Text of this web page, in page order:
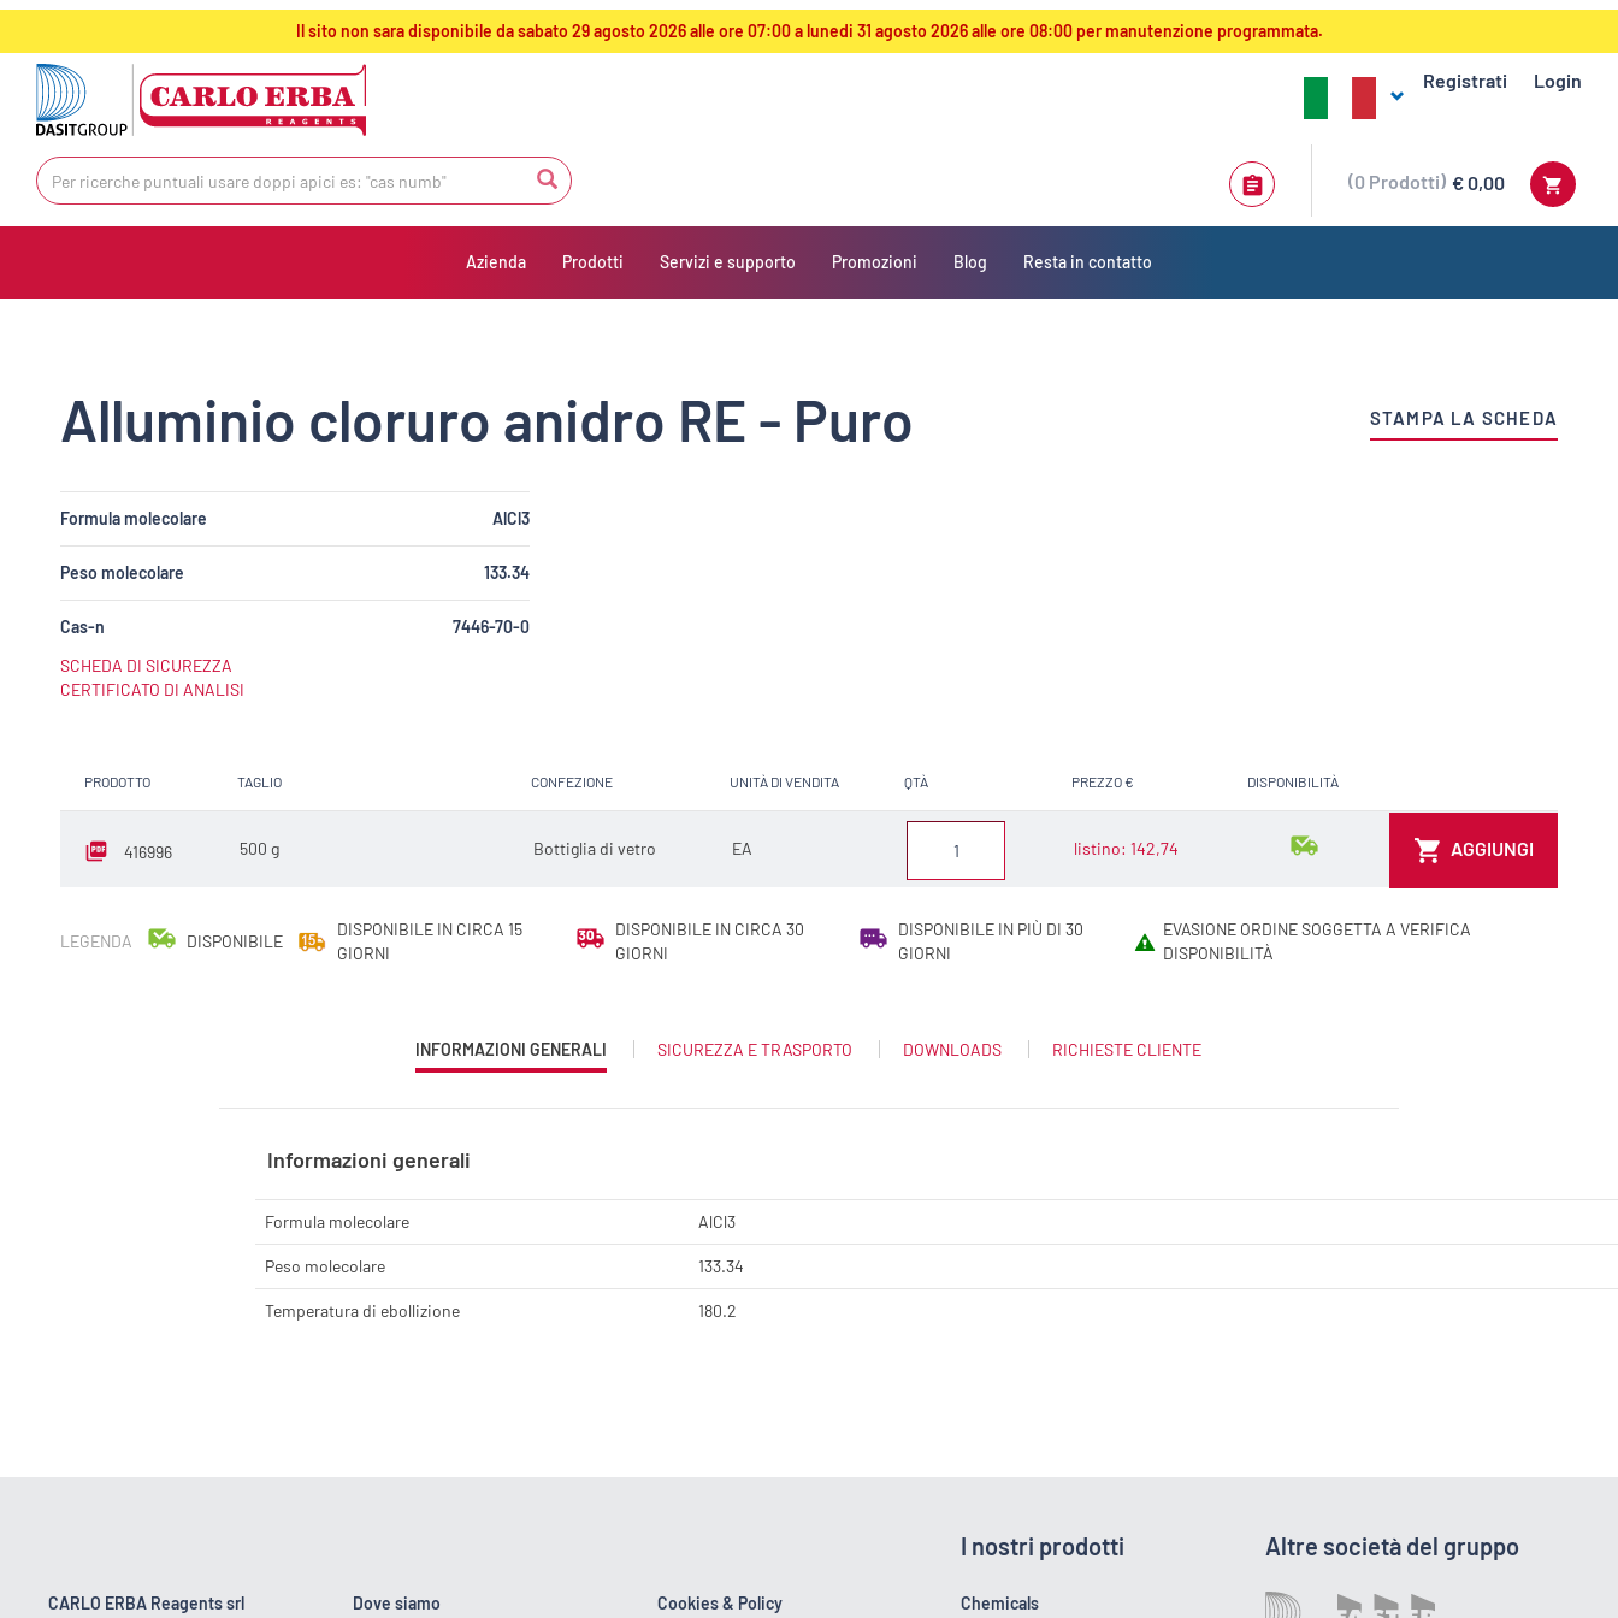
text.skipToContent
text.skipToNavigation
Il sito non sara disponibile da sabato 29 agosto 2026 alle ore 07:00 a lunedi 31 agosto 2026 alle ore 08:00 per manutenzione programmata.
Registrati Login
€ 0,00
0 Prodotti
Azienda Prodotti Servizi e supporto Promozioni Blog Resta in contatto
Alluminio cloruro anidro RE - Puro STAMPA LA SCHEDA
Formula molecolare AlCl3
Peso molecolare 133.34
Cas-n
7446-70-0
SCHEDA DI SICUREZZA
CERTIFICATO DI ANALISI
PRODOTTO TAGLIO CONFEZIONE UNITÀ DI VENDITA QTÀ PREZZO € DISPONIBILITÀ
416996 500 g Bottiglia di vetro EA listino: 142,74 AGGIUNGI
LEGENDA DISPONIBILE
DISPONIBILE IN CIRCA 15
GIORNI
DISPONIBILE IN CIRCA 30
GIORNI
DISPONIBILE IN PIÙ DI 30
GIORNI
EVASIONE ORDINE SOGGETTA A VERIFICA
DISPONIBILITÀ
CURRENT
TAB:
INFORMAZIONI GENERALI SICUREZZA E TRASPORTO DOWNLOADS RICHIESTE CLIENTE
Informazioni generali
Formula molecolare AlCl3
Peso molecolare 133.34
Temperatura di ebollizione 180.2
CARLO ERBA Reagents srl
Dove siamo Cookies & Policy
I nostri prodotti
Chemicals
Altre società del gruppo